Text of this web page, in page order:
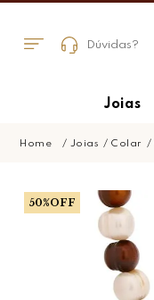
Dúvidas?
Joias
Joias Colar
50%OFF